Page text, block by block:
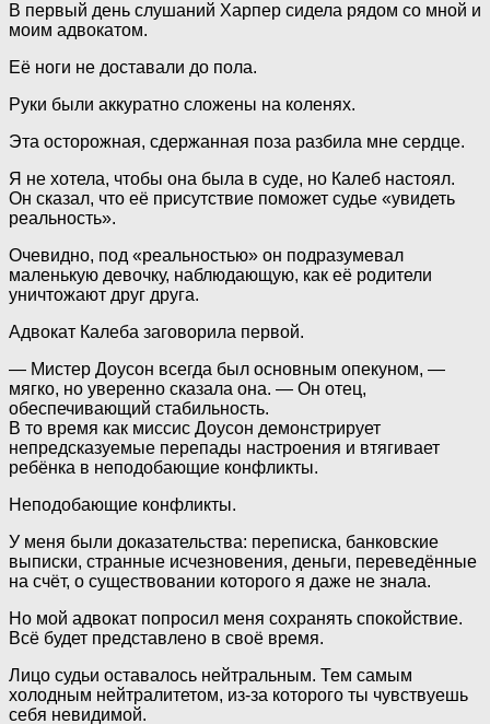
В первый день слушаний Харпер сидела рядом со мной и
моим адвокатом.
Её ноги не доставали до пола.
Руки были аккуратно сложены на коленях.
Эта осторожная, сдержанная поза разбила мне сердце.
Я не хотела, чтобы она была в суде, но Калеб настоял.
Он сказал, что её присутствие поможет судье «увидеть
реальность».
Очевидно, под «реальностью» он подразумевал
маленькую девочку, наблюдающую, как её родители
уничтожают друг друга.
Адвокат Калеба заговорила первой.
— Мистер Доусон всегда был основным опекуном, —
мягко, но уверенно сказала она. — Он отец,
обеспечивающий стабильность.
В то время как миссис Доусон демонстрирует
непредсказуемые перепады настроения и втягивает
ребёнка в неподобающие конфликты.
Неподобающие конфликты.
У меня были доказательства: переписка, банковские
выписки, странные исчезновения, деньги, переведённые
на счёт, о существовании которого я даже не знала.
Но мой адвокат попросил меня сохранять спокойствие.
Всё будет представлено в своё время.
Лицо судьи оставалось нейтральным. Тем самым
холодным нейтралитетом, из-за которого ты чувствуешь
себя невидимой.